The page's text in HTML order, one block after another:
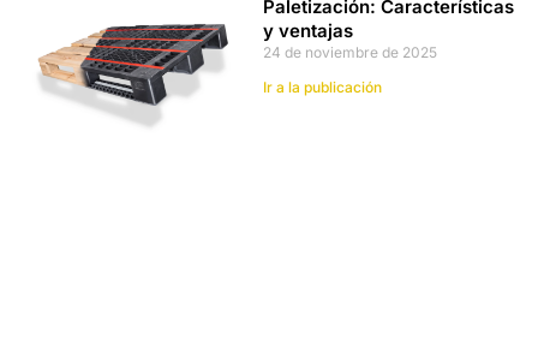
Paletización: Características
y ventajas
24 de noviembre de 2025
Ir a la publicación